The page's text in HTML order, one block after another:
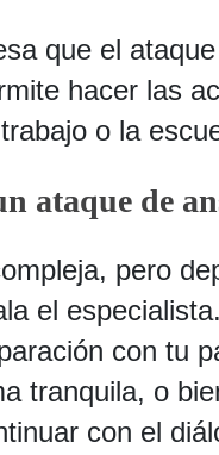
que el
hacer las
o la
ataque de
pero
el
con tu
tranquila, o
con el